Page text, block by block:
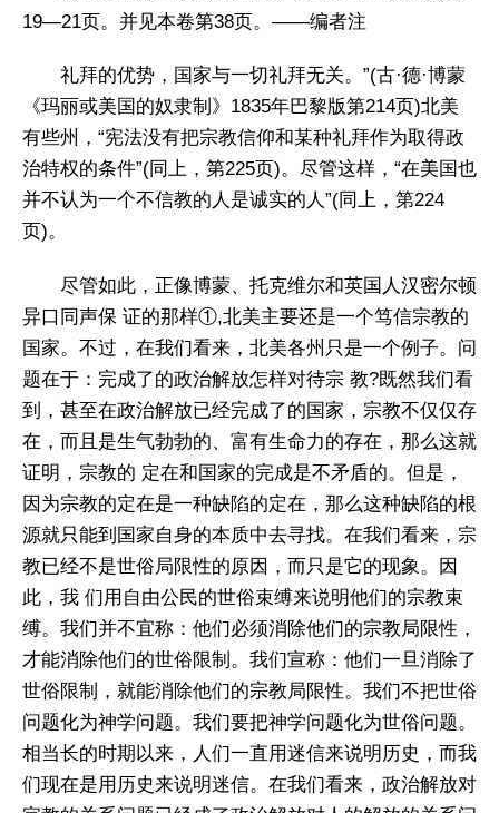
19—21页。并见本卷第38页。——编者注
礼拜的优势，国家与一切礼拜无关。”(古·德·博蒙
《玛丽或美国的奴隶制》1835年巴黎版第214页)北美
有些州，“宪法没有把宗教信仰和某种礼拜作为取得政
治特权的条件”(同上，第225页)。尽管这样，“在美国也
并不认为一个不信教的人是诚实的人”(同上，第224
页)。
尽管如此，正像博蒙、托克维尔和英国人汉密尔顿
异口同声保 证的那样①,北美主要还是一个笃信宗教的
国家。不过，在我们看来，北美各州只是一个例子。问
题在于：完成了的政治解放怎样对待宗 教?既然我们看
到，甚至在政治解放已经完成了的国家，宗教不仅仅存
在，而且是生气勃勃的、富有生命力的存在，那么这就
证明，宗教的 定在和国家的完成是不矛盾的。但是，
因为宗教的定在是一种缺陷的定在，那么这种缺陷的根
源就只能到国家自身的本质中去寻找。在我们看来，宗
教已经不是世俗局限性的原因，而只是它的现象。因
此，我 们用自由公民的世俗束缚来说明他们的宗教束
缚。我们并不宜称：他们必须消除他们的宗教局限性，
才能消除他们的世俗限制。我们宣称：他们一旦消除了
世俗限制，就能消除他们的宗教局限性。我们不把世俗
问题化为神学问题。我们要把神学问题化为世俗问题。
相当长的时期以来，人们一直用迷信来说明历史，而我
们现在是用历史来说明迷信。在我们看来，政治解放对